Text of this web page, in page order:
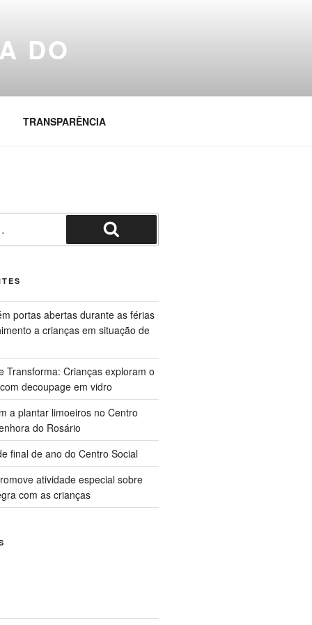
DO
TRANSPARÊNCIA
Pesquisar
portas abertas durante as férias
a crianças em situação de
Transforma: Crianças exploram o
decoupage em vidro
a plantar limoeiros no Centro
do Rosário
final de ano do Centro Social
atividade especial sobre
com as crianças